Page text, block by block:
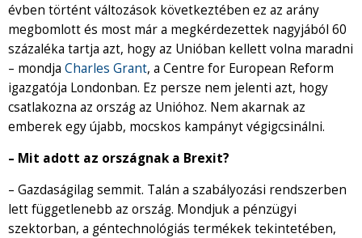
évben történt változások következtében ez az arány
megbomlott és most már a megkérdezettek nagyjából 60
százaléka tartja azt, hogy az Unióban kellett volna maradni
– mondja Charles Grant, a Centre for European Reform
igazgatója Londonban. Ez persze nem jelenti azt, hogy
csatlakozna az ország az Unióhoz. Nem akarnak az
emberek egy újabb, mocskos kampányt végigcsinálni.
– Mit adott az országnak a Brexit?
– Gazdaságilag semmit. Talán a szabályozási rendszerben
lett függetlenebb az ország. Mondjuk a pénzügyi
szektorban, a géntechnológiás termékek tekintetében,